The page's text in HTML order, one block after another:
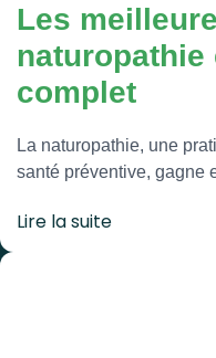
Les
naturopathie
complet
La naturopathie, une
santé préventive, gagne
Lire la suite